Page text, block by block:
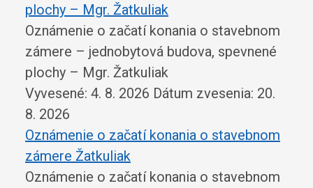
plochy – Mgr. Žatkuliak
Oznámenie o začatí konania o stavebnom
zámere – jednobytová budova, spevnené
plochy – Mgr. Žatkuliak
Vyvesené: 4. 8. 2026 Dátum zvesenia: 20.
8. 2026
Oznámenie o začatí konania o stavebnom
zámere Žatkuliak
Oznámenie o začatí konania o stavebnom